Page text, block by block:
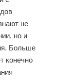
не
но и
Больше
конечно